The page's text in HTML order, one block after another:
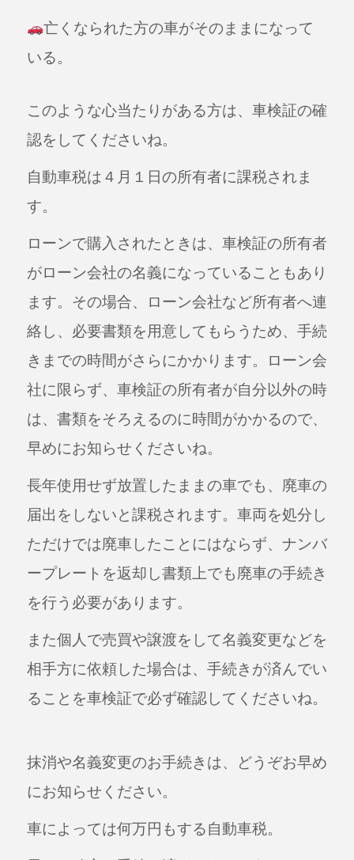
亡くなられた方の車がそのままになって
いる。
このような心当たりがある方は、車検証の確
認をしてくださいね。
自動車税は４月１日の所有者に課税されま
す。
ローンで購入されたときは、車検証の所有者
がローン会社の名義になっていることもあり
ます。その場合、ローン会社など所有者へ連
絡し、必要書類を用意してもらうため、手続
きまでの時間がさらにかかります。
ローン会
社に限らず、車検証の所有者が自分以外の時
は、書類をそろえるのに時間がかかるので、
早めにお知らせくださいね。
長年使用せず放置したままの車でも、廃車の
届出をしないと課税されます。 車両を処分し
ただけでは廃車したことにはならず、ナンバ
ープレートを返却し書類上でも廃車の手続き
を行う必要があります。
また個人で売買や譲渡をして名義変更などを
相手方に依頼した場合は、手続きが済んでい
ることを車検証で必ず確認してくださいね。
抹消や名義変更のお手続きは、どうぞお早め
にお知らせください。
車によっては何万円もする自動車税。